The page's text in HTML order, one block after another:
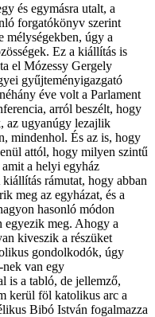
és egymásra utalt, a
forgatókönyv szerint
mélységekben, úgy a
Ez a kiállítás is
el Mózessy Gergely
gyűjteményigazgató
éve volt a Parlament
arról beszélt, hogy
az ugyanúgy lezajlik
mindenhol. És az is, hogy
attól, hogy milyen szintű
a helyi egyház
rámutat, hogy abban
meg az egyházat, és a
hasonló módon
egyezik meg. Ahogy a
kiveszik a részüket
gondolkodók, úgy
van egy
is a tabló, de jellemző,
kerül föl katolikus arc a
Bibó István fogalmazza